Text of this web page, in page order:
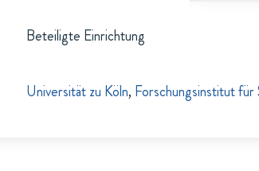
Beteiligte Einrichtung
Universität zu Köln, Forschungsinstitut für